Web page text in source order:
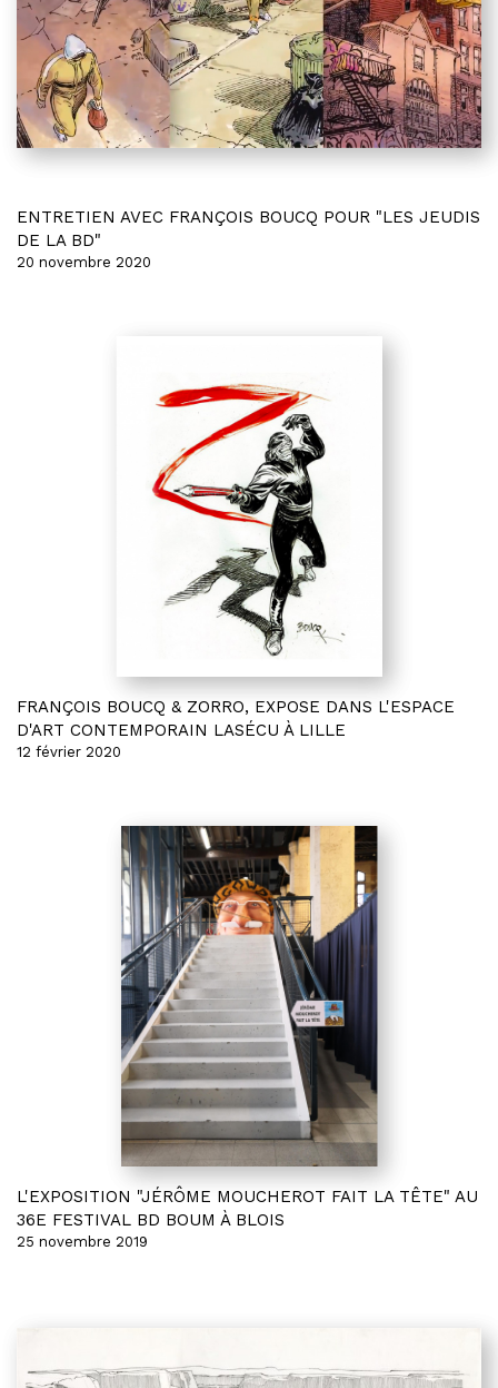
ENTRETIEN AVEC FRANÇOIS BOUCQ POUR "LES JEUDIS
DE LA BD"
20 novembre 2020
FRANÇOIS BOUCQ & ZORRO, EXPOSE DANS L'ESPACE
D'ART CONTEMPORAIN LASÉCU À LILLE
12 février 2020
L'EXPOSITION "JÉRÔME MOUCHEROT FAIT LA TÊTE" AU
36E FESTIVAL BD BOUM À BLOIS
25 novembre 2019